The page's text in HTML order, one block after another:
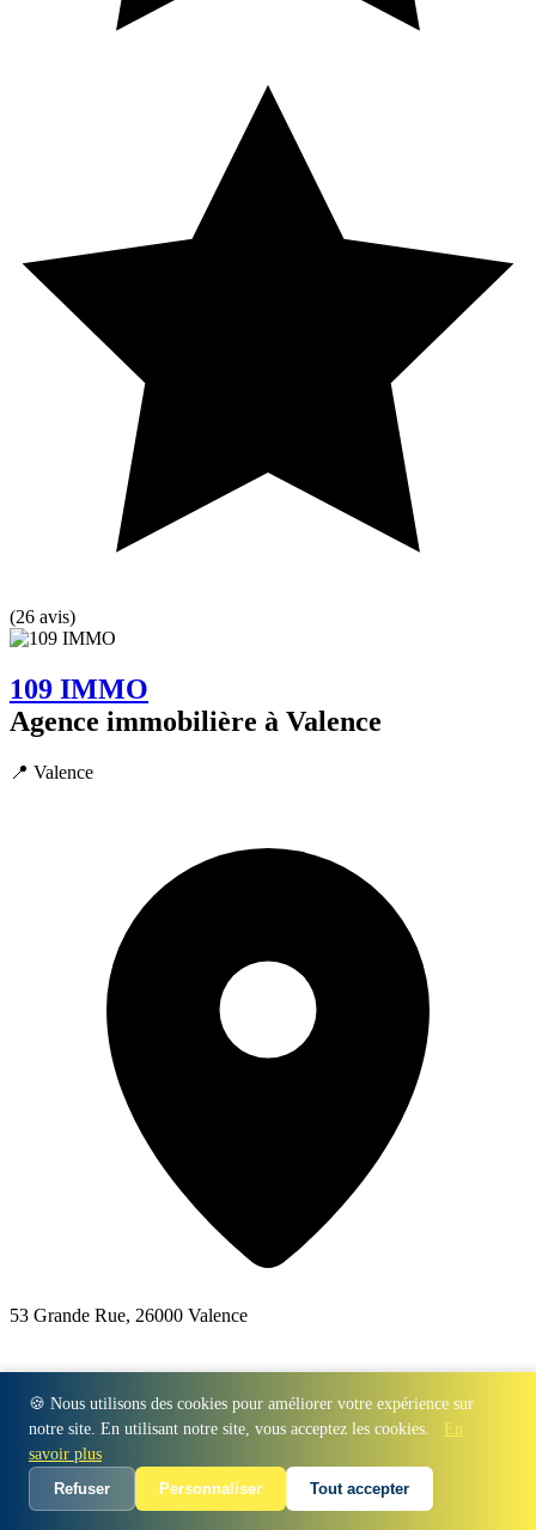
🍪 Nous utilisons des cookies pour améliorer votre expérience sur
notre site. En utilisant notre site, vous acceptez les cookies.
En
savoir plus
Refuser
Personnaliser Tout accepter
(26 avis)
109 IMMO
Agence immobilière à Valence
📍 Valence
53 Grande Rue, 26000 Valence